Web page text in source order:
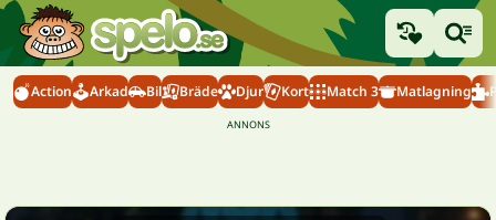
Action Arkad Bil Bräde Djur Kort Match 3 Matlagning